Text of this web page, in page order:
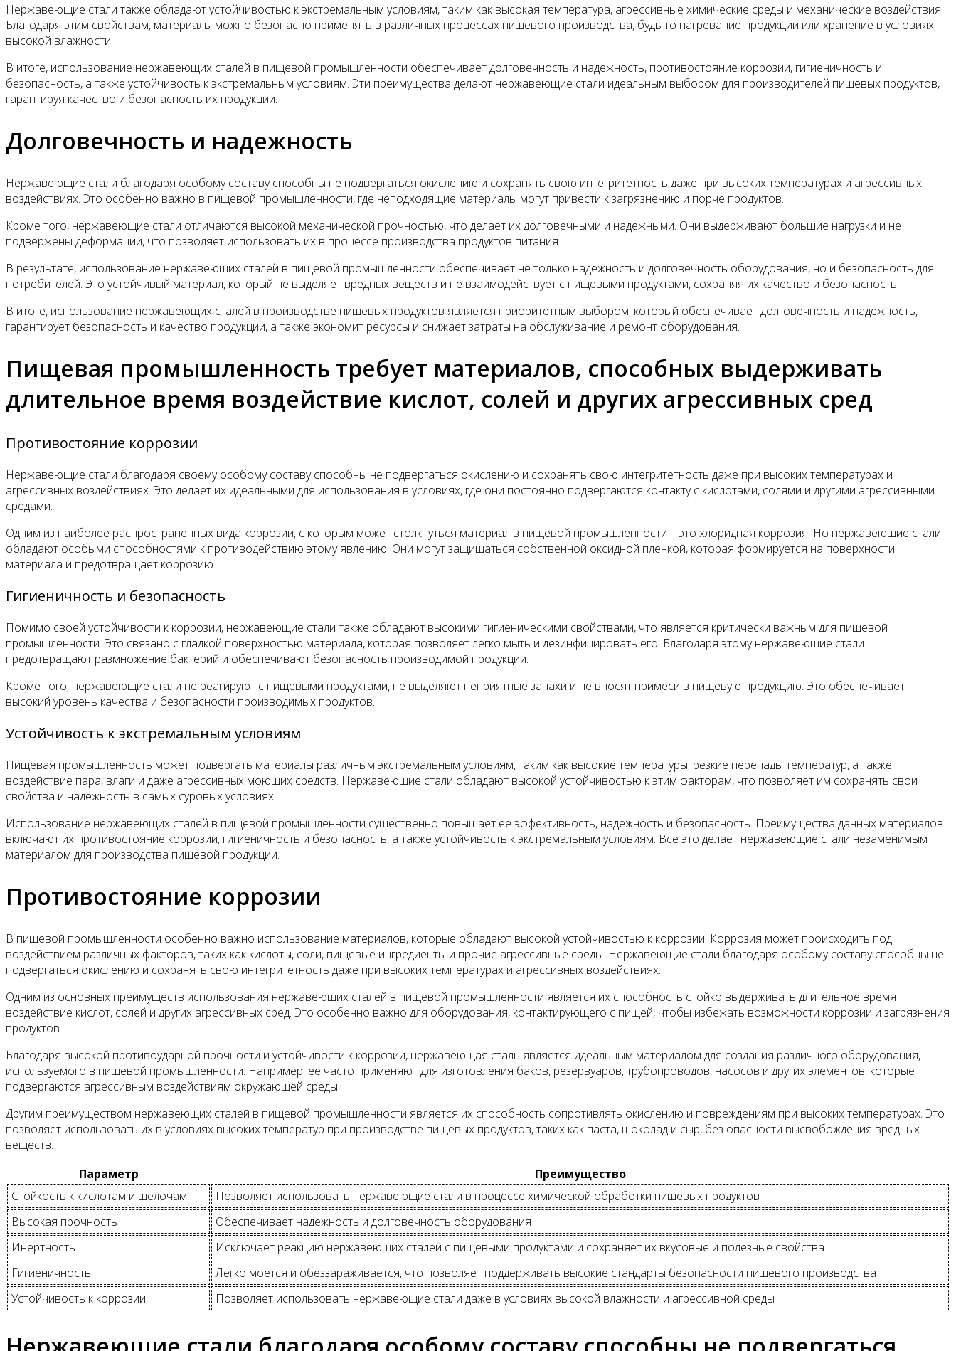
Нержавеющие стали также обладают устойчивостью к экстремальным условиям, таким как высокая температура, агрессивные химические среды и механические воздействия.
Благодаря этим свойствам, материалы можно безопасно применять в различных процессах пищевого производства, будь то нагревание продукции или хранение в условиях
высокой влажности.
В итоге, использование нержавеющих сталей в пищевой промышленности обеспечивает долговечность и надежность, противостояние коррозии, гигиеничность и
безопасность, а также устойчивость к экстремальным условиям. Эти преимущества делают нержавеющие стали идеальным выбором для производителей пищевых продуктов,
гарантируя качество и безопасность их продукции.
Долговечность и надежность
Нержавеющие стали благодаря особому составу способны не подвергаться окислению и сохранять свою интегритетность даже при высоких температурах и агрессивных
воздействиях. Это особенно важно в пищевой промышленности, где неподходящие материалы могут привести к загрязнению и порче продуктов.
Кроме того, нержавеющие стали отличаются высокой механической прочностью, что делает их долговечными и надежными. Они выдерживают большие нагрузки и не
подвержены деформации, что позволяет использовать их в процессе производства продуктов питания.
В результате, использование нержавеющих сталей в пищевой промышленности обеспечивает не только надежность и долговечность оборудования, но и безопасность для
потребителей. Это устойчивый материал, который не выделяет вредных веществ и не взаимодействует с пищевыми продуктами, сохраняя их качество и безопасность.
В итоге, использование нержавеющих сталей в производстве пищевых продуктов является приоритетным выбором, который обеспечивает долговечность и надежность,
гарантирует безопасность и качество продукции, а также экономит ресурсы и снижает затраты на обслуживание и ремонт оборудования.
Пищевая промышленность требует материалов, способных выдерживать
длительное время воздействие кислот, солей и других агрессивных сред
Противостояние коррозии
Нержавеющие стали благодаря своему особому составу способны не подвергаться окислению и сохранять свою интегритетность даже при высоких температурах и
агрессивных воздействиях. Это делает их идеальными для использования в условиях, где они постоянно подвергаются контакту с кислотами, солями и другими агрессивными
средами.
Одним из наиболее распространенных вида коррозии, с которым может столкнуться материал в пищевой промышленности – это хлоридная коррозия. Но нержавеющие стали
обладают особыми способностями к противодействию этому явлению. Они могут защищаться собственной оксидной пленкой, которая формируется на поверхности
материала и предотвращает коррозию.
Гигиеничность и безопасность
Помимо своей устойчивости к коррозии, нержавеющие стали также обладают высокими гигиеническими свойствами, что является критически важным для пищевой
промышленности. Это связано с гладкой поверхностью материала, которая позволяет легко мыть и дезинфицировать его. Благодаря этому нержавеющие стали
предотвращают размножение бактерий и обеспечивают безопасность производимой продукции.
Кроме того, нержавеющие стали не реагируют с пищевыми продуктами, не выделяют неприятные запахи и не вносят примеси в пищевую продукцию. Это обеспечивает
высокий уровень качества и безопасности производимых продуктов.
Устойчивость к экстремальным условиям
Пищевая промышленность может подвергать материалы различным экстремальным условиям, таким как высокие температуры, резкие перепады температур, а также
воздействие пара, влаги и даже агрессивных моющих средств. Нержавеющие стали обладают высокой устойчивостью к этим факторам, что позволяет им сохранять свои
свойства и надежность в самых суровых условиях.
Использование нержавеющих сталей в пищевой промышленности существенно повышает ее эффективность, надежность и безопасность. Преимущества данных материалов
включают их противостояние коррозии, гигиеничность и безопасность, а также устойчивость к экстремальным условиям. Все это делает нержавеющие стали незаменимым
материалом для производства пищевой продукции.
Противостояние коррозии
В пищевой промышленности особенно важно использование материалов, которые обладают высокой устойчивостью к коррозии. Коррозия может происходить под
воздействием различных факторов, таких как кислоты, соли, пищевые ингредиенты и прочие агрессивные среды. Нержавеющие стали благодаря особому составу способны не
подвергаться окислению и сохранять свою интегритетность даже при высоких температурах и агрессивных воздействиях.
Одним из основных преимуществ использования нержавеющих сталей в пищевой промышленности является их способность стойко выдерживать длительное время
воздействие кислот, солей и других агрессивных сред. Это особенно важно для оборудования, контактирующего с пищей, чтобы избежать возможности коррозии и загрязнения
продуктов.
Благодаря высокой противоударной прочности и устойчивости к коррозии, нержавеющая сталь является идеальным материалом для создания различного оборудования,
используемого в пищевой промышленности. Например, ее часто применяют для изготовления баков, резервуаров, трубопроводов, насосов и других элементов, которые
подвергаются агрессивным воздействиям окружающей среды.
Другим преимуществом нержавеющих сталей в пищевой промышленности является их способность сопротивлять окислению и повреждениям при высоких температурах. Это
позволяет использовать их в условиях высоких температур при производстве пищевых продуктов, таких как паста, шоколад и сыр, без опасности высвобождения вредных
веществ.
Параметр
Преимущество
Стойкость к кислотам и щелочам
Позволяет использовать нержавеющие стали в процессе химической обработки пищевых продуктов
Высокая прочность
Обеспечивает надежность и долговечность оборудования
Инертность
Исключает реакцию нержавеющих сталей с пищевыми продуктами и сохраняет их вкусовые и полезные свойства
Гигиеничность
Легко моется и обеззараживается, что позволяет поддерживать высокие стандарты безопасности пищевого производства
Устойчивость к коррозии
Позволяет использовать нержавеющие стали даже в условиях высокой влажности и агрессивной среды